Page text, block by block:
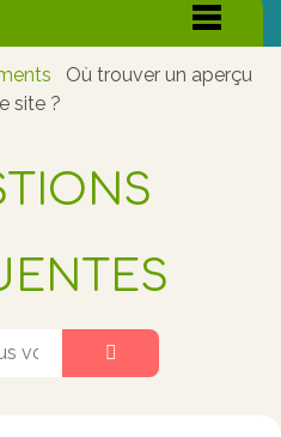
Où trouver un aperçu
site ?